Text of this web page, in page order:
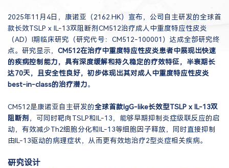
2025年11月4日，康诺亚（2162.HK）宣布，公司自主研发的全球首
款长效TSLP x IL-13双阻断剂CM512治疗成人中重度特应性皮炎
（AD）I期临床研究（研究代号：CM512-100001）达成全部研究终
点。研究显示， CM512在治疗中重度特应性皮炎患者中展现出快速
的疾病控制能力，具有深度缓解和持久稳定的疗效特征，半衰期长
达70天，且安全性良好，初步体现出其对成人中重度特应性皮炎
best-in-class的治疗潜力。
CM512是康诺亚自主研发的全球首款IgG-like长效型TSLP x IL-13双
阻断剂 ，可同时靶向TSLP和IL-13，能够早期抑制炎症级联反应的启
动，有效减少Th2细胞分化和IL-13等细胞因子释放，同时直接抑制
由IL-13驱动的病理症状，从而更有效地治疗2型炎症相关疾病。
研究设计